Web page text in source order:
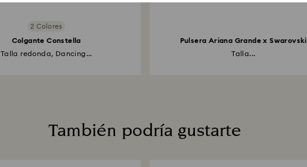
2 Colores
Colgante Constella
Talla redonda, Dancing...
Pulsera Ariana Grande x Swarovski
Talla...
También podría gustarte